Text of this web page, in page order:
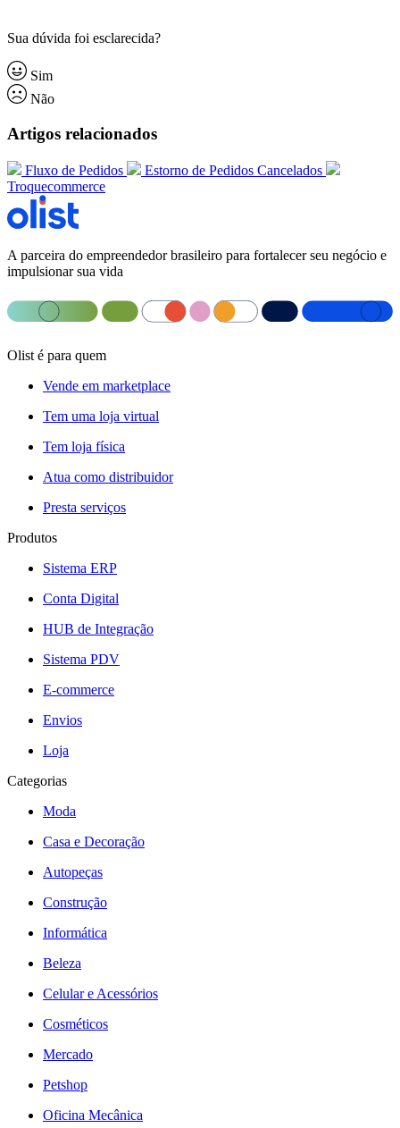
Sua dúvida foi esclarecida?
Sim
Não
Artigos relacionados
Fluxo de Pedidos
Estorno de Pedidos Cancelados
Troquecommerce
A parceira do empreendedor brasileiro para fortalecer seu negócio e
impulsionar sua vida
Olist é para quem
Vende em marketplace
Tem uma loja virtual
Tem loja física
Atua como distribuidor
Presta serviços
Produtos
Sistema ERP
Conta Digital
HUB de Integração
Sistema PDV
E-commerce
Envios
Loja
Categorias
Moda
Casa e Decoração
Autopeças
Construção
Informática
Beleza
Celular e Acessórios
Cosméticos
Mercado
Petshop
Oficina Mecânica